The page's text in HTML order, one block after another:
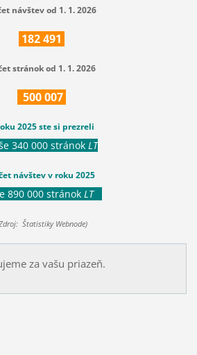
návštev od 1. 1. 2026
182491
stránok od 1. 1. 2026
500007
2025 ste si prezreli
340 000 stránok LT
návštev v roku 2025
890 000 stránok LT
Štatistiky Webnode)
za vašu priazeň.